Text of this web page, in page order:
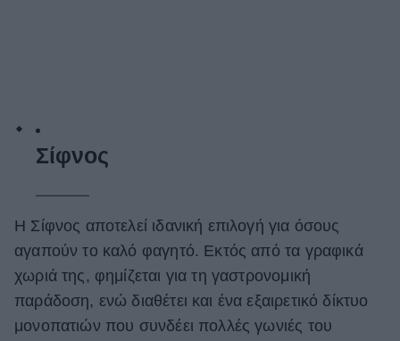
Σίφνος
Η Σίφνος αποτελεί ιδανική επιλογή για όσους
αγαπούν το καλό φαγητό. Εκτός από τα γραφικά
χωριά της, φημίζεται για τη γαστρονομική
παράδοση, ενώ διαθέτει και ένα εξαιρετικό δίκτυο
μονοπατιών που συνδέει πολλές γωνιές του